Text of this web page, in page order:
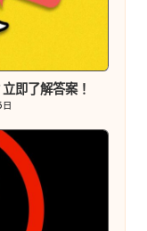
即了解答案！